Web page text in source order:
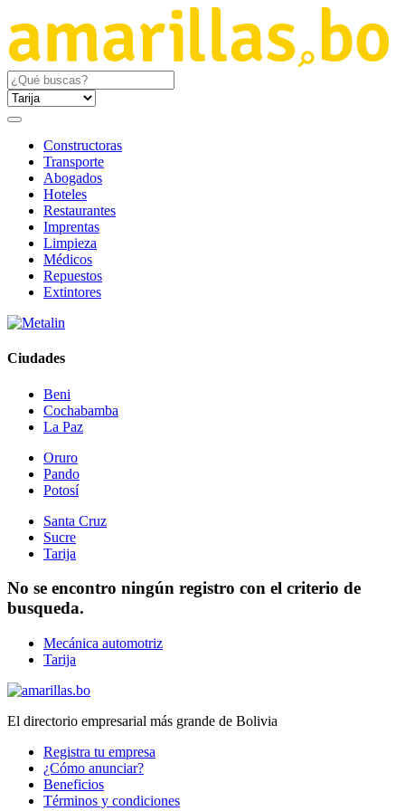
Constructoras
Transporte
Abogados
Hoteles
Restaurantes
Imprentas
Limpieza
Médicos
Repuestos
Extintores
Ciudades
Beni
Cochabamba
La Paz
Oruro
Pando
Potosí
Santa Cruz
Sucre
Tarija
No se encontro ningún registro con el criterio de
busqueda.
Mecánica automotriz
Tarija
El directorio empresarial más grande de Bolivia
Registra tu empresa
¿Cómo anunciar?
Beneficios
Términos y condiciones